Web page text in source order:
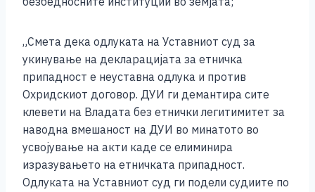
„Смета дека одлуката на Уставниот суд за
укинување на декларацијата за етничка
припадност е неуставна одлука и против
Охридскиот договор. ДУИ ги демантира сите
клевети на Владата без етнички легитимитет за
наводна вмешаност на ДУИ во минатото во
усвојување на акти каде се елиминира
изразувањето на етничката припадност.
Одлуката на Уставниот суд ги подели судиите по